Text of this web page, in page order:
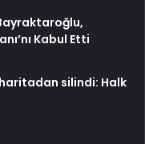
Kabul Etti
silindi: Halk